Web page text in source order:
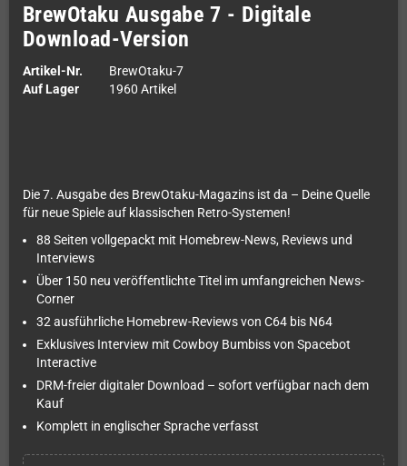
BrewOtaku Ausgabe 7 - Digitale
Download-Version
Artikel-Nr.
BrewOtaku-7
Auf Lager
1960 Artikel
Die 7. Ausgabe des BrewOtaku-Magazins ist da – Deine Quelle
für neue Spiele auf klassischen Retro-Systemen!
88 Seiten vollgepackt mit Homebrew-News, Reviews und
Interviews
Über 150 neu veröffentlichte Titel im umfangreichen News-
Corner
32 ausführliche Homebrew-Reviews von C64 bis N64
Exklusives Interview mit Cowboy Bumbiss von Spacebot
Interactive
DRM-freier digitaler Download – sofort verfügbar nach dem
Kauf
Komplett in englischer Sprache verfasst